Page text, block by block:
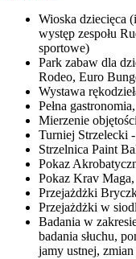
Wioska dziecięca
występ zespołu
sportowe)
Park zabaw dla
Rodeo, Euro
Wystawa
Pełna gastronomia,
Mierzenie
Turniej Strzelecki
Strzelnica Paint
Pokaz
Pokaz Krav Maga,
Przejażdżki
Przejażdżki w
Badania w
badania słuchu,
jamy ustnej,